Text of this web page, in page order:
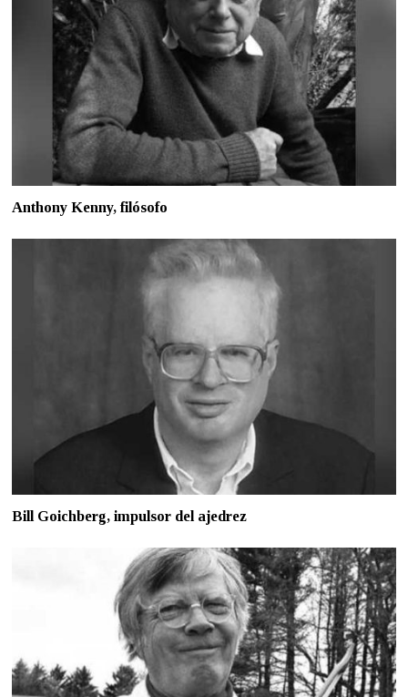
Anthony Kenny, filósofo
Bill Goichberg, impulsor del ajedrez